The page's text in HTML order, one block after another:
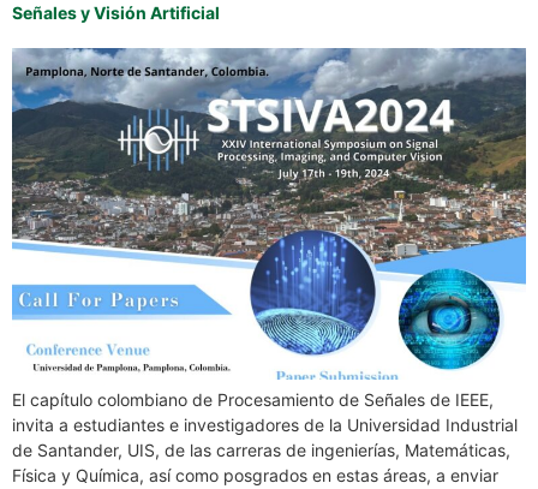
Señales y Visión Artificial
El capítulo colombiano de Procesamiento de Señales de IEEE,
invita a estudiantes e investigadores de la Universidad Industrial
de Santander, UIS, de las carreras de ingenierías, Matemáticas,
Física y Química, así como posgrados en estas áreas, a enviar